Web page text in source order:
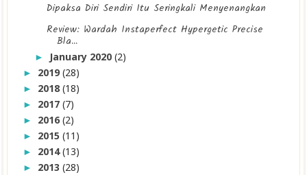
Dipaksa Diri Sendiri Itu Seringkali Menyenangkan
Review: Wardah Instaperfect Hypergetic Precise
Bla...
► January 2020(2)
► 2019(28)
► 2018(18)
► 2017(7)
► 2016(2)
► 2015(11)
► 2014(13)
► 2013(28)